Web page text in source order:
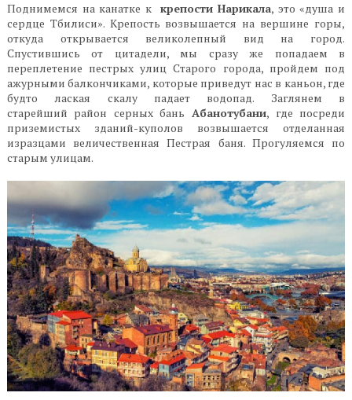
Поднимемся на канатке к крепости Нарикала, это «душа и
сердце Тбилиси». Крепость возвышается на вершине горы,
откуда открывается великолепный вид на город.
Спустившись от цитадели, мы сразу же попадаем в
переплетение пестрых улиц Старого города, пройдем под
ажурными балкончиками, которые приведут нас в каньон, где
будто лаская скалу падает водопад. Заглянем в
старейший район серных баньАбанотубани, где посреди
приземистых зданий-куполов возвышается отделанная
изразцами величественная Пестрая баня. Прогуляемся по
старым улицам.